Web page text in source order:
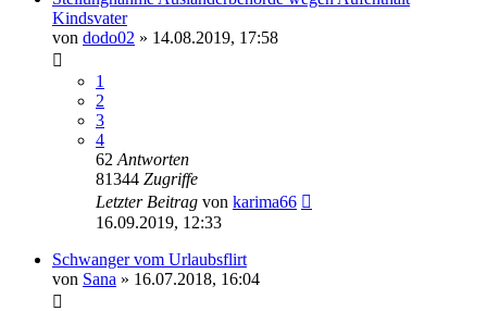
Kindsvater
von dodo02 » 14.08.2019, 17:58
1
2
3
4
62 Antworten
81344 Zugriffe
Letzter Beitrag von karima66
16.09.2019, 12:33
Schwanger vom Urlaubsflirt
von Sana » 16.07.2018, 16:04